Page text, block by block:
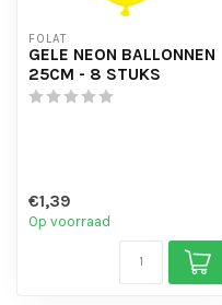
FOLAT
GELE NEON BALLONNEN
25CM - 8 STUKS
€1,39
Op voorraad